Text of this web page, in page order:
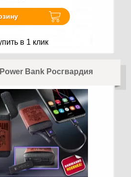
в 1 клик
Bank Росгвардия